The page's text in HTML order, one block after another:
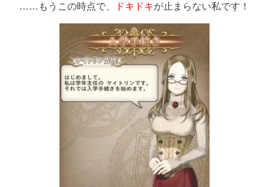
……もうこの時点で、
ドキドキが止まらない私です！